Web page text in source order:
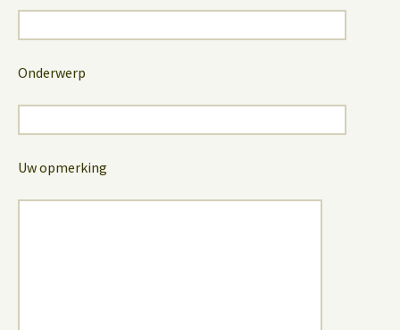
Onderwerp
Uw opmerking